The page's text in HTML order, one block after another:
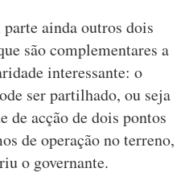
ainda outros dois
são complementares a
interessante: o
ser partilhado, ou seja
de acção de dois pontos
de operação no terreno,
o governante.